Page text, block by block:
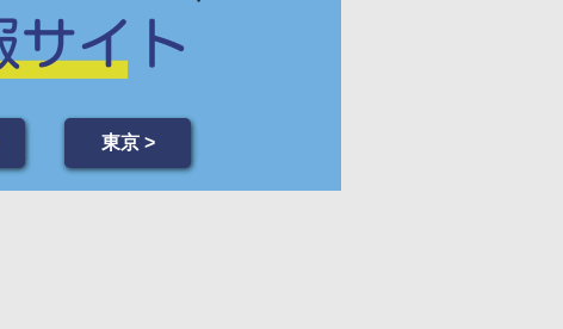
東京 >